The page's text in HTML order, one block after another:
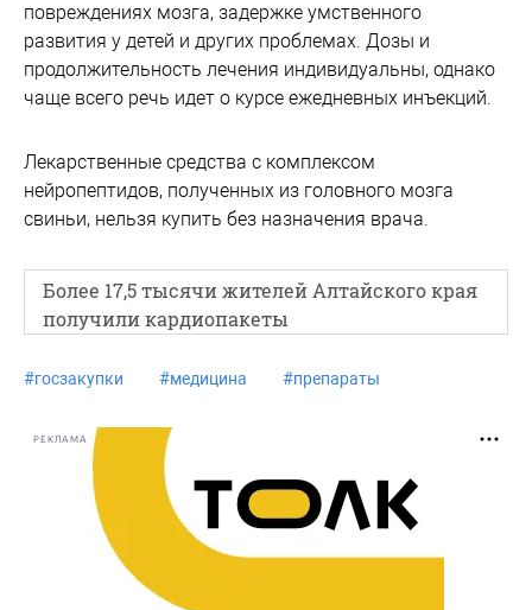
повреждениях мозга, задержке умственного
развития у детей и других проблемах. Дозы и
продолжительность лечения индивидуальны, однако
чаще всего речь идет о курсе ежедневных инъекций.
Лекарственные средства с комплексом
нейропептидов, полученных из головного мозга
свиньи, нельзя купить без назначения врача.
Более 17,5 тысячи жителей Алтайского края
получили кардиопакеты
#госзакупки #медицина #препараты
РЕКЛАМА